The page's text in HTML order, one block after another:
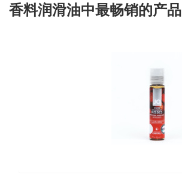
香料润滑油中最畅销的产品